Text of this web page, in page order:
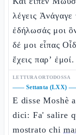
λέγεις
ἐδήλωσάς μοι
δέ μοι εἶπας
ἔχεις παρ’ ἐμοί.
LETTURA ORTODOSSA
—— Settanta (LXX)
E disse Moshè
dici: Fa' salire
mostrato chi